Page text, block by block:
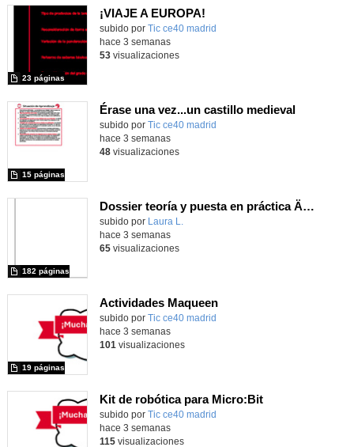
¡VIAJE A EUROPA!
subido por Tic ce40 madrid
23 páginas
hace 3 semanas
53visualizaciones
Érase una vez...un castillo medieval
subido por Tic ce40 madrid
15 páginas
hace 3 semanas
48visualizaciones
Dossier teoría y puesta en práctica Äprendizaje Basado en Juegos en Educación Infantil y Primaria
Contenido educativo.
subido por Laura L.
182 páginas
hace 3 semanas
65visualizaciones
Actividades Maqueen
Contenido educativo.
subido por Tic ce40 madrid
19 páginas
hace 3 semanas
101 visualizaciones
Kit de robótica para Micro:Bit
Contenido educativo.
subido por Tic ce40 madrid
hace 3 semanas
115visualizaciones